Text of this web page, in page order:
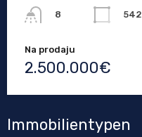
8
542
Na prodaju
2.500.000€
Immobilientypen